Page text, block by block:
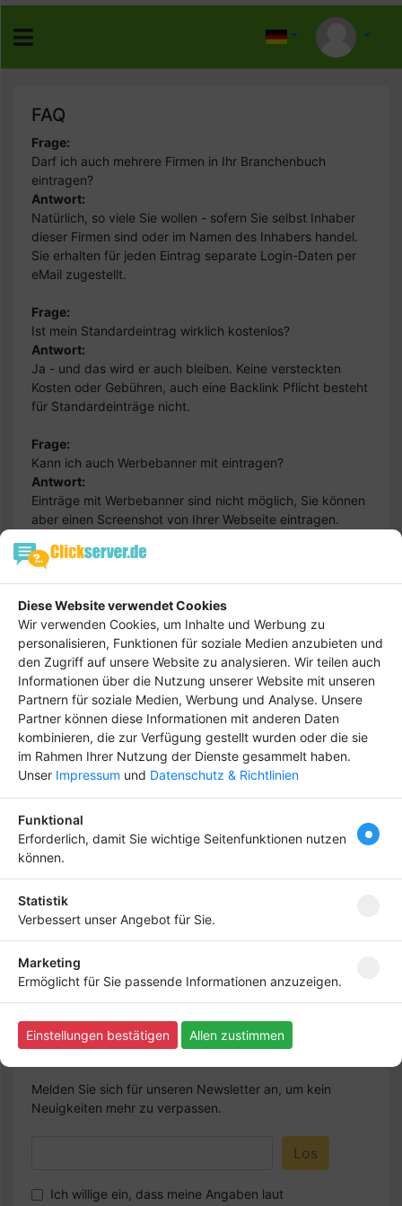
FAQ
Frage:
Darf ich auch mehrere Firmen in Ihr Branchenbuch
eintragen?
Antwort:
Natürlich, so viele Sie wollen - sofern Sie selbst Inhaber
dieser Firmen sind oder im Namen des Inhabers handel.
Sie erhalten für jeden Eintrag separate Login-Daten per
eMail zugestellt.
Frage:
Ist mein Standardeintrag wirklich kostenlos?
Antwort:
Ja - und das wird er auch bleiben. Keine versteckten
Kosten oder Gebühren, auch eine Backlink Pflicht besteht
für Standardeinträge nicht.
Frage:
Kann ich auch Werbebanner mit eintragen?
Antwort:
Einträge mit Werbebanner sind nicht möglich, Sie können
aber einen Screenshot von Ihrer Webseite eintragen.
Ihre Frage wird nicht beantwortet?
Senden Sie bitte eine E-Mail an den Admin, wir werden
Ihre Frage dann in Kürze hier beantworten...
Administration Branchenbuch
Tipp
anderen ab und bringe
Premium-Eintrag schon
ab
4,99 €
Newsletter abonnieren
Melden Sie sich für unseren Newsletter an, um kein
Neuigkeiten mehr zu verpassen.
Ich willige ein, dass meine Angaben laut
Diese Website verwendet Cookies
Wir verwenden Cookies, um Inhalte und Werbung zu
personalisieren, Funktionen für soziale Medien anzubieten und
den Zugriff auf unsere Website zu analysieren. Wir teilen auch
Informationen über die Nutzung unserer Website mit unseren
Partnern für soziale Medien, Werbung und Analyse. Unsere
Partner können diese Informationen mit anderen Daten
kombinieren, die zur Verfügung gestellt wurden oder die sie
im Rahmen Ihrer Nutzung der Dienste gesammelt haben.
Unser Impressum und Datenschutz & Richtlinien
Funktional
Erforderlich, damit Sie wichtige Seitenfunktionen nutzen
können.
Statistik
Verbessert unser Angebot für Sie.
Marketing
Ermöglicht für Sie passende Informationen anzuzeigen.
Einstellungen bestätigen Allen zustimmen